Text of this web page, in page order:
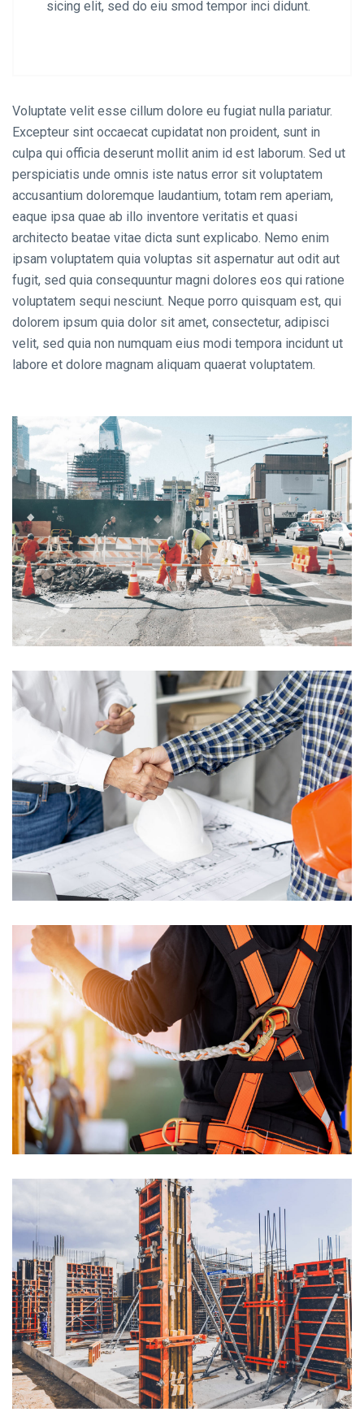
sicing elit, sed do eiu smod tempor inci didunt.
Voluptate velit esse cillum dolore eu fugiat nulla pariatur.
Excepteur sint occaecat cupidatat non proident, sunt in
culpa qui officia deserunt mollit anim id est laborum. Sed ut
perspiciatis unde omnis iste natus error sit voluptatem
accusantium doloremque laudantium, totam rem aperiam,
eaque ipsa quae ab illo inventore veritatis et quasi
architecto beatae vitae dicta sunt explicabo. Nemo enim
ipsam voluptatem quia voluptas sit aspernatur aut odit aut
fugit, sed quia consequuntur magni dolores eos qui ratione
voluptatem sequi nesciunt. Neque porro quisquam est, qui
dolorem ipsum quia dolor sit amet, consectetur, adipisci
velit, sed quia non numquam eius modi tempora incidunt ut
labore et dolore magnam aliquam quaerat voluptatem.